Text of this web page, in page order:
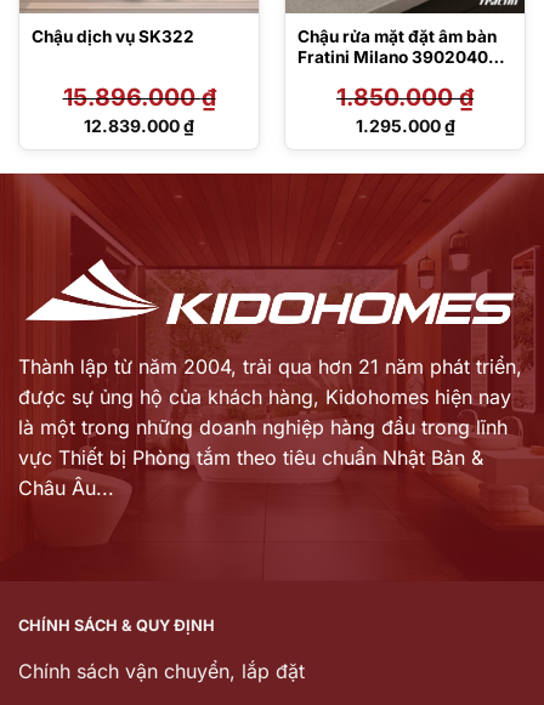
Chậu dịch vụ SK322
15.896.000₫
Giá
12.839.000₫
Giá
Chậu rửa mặt đặt âm bàn
Fratini Milano 39020407
1.850.000₫
Giá
1.850.000 ₫.
1.295.000₫
Giá
1.295.000 ₫.
Thành lập từ năm 2004, trải qua hơn 21 năm phát triển,
được sự ủng hộ của khách hàng, Kidohomes hiện nay
là một trong những doanh nghiệp hàng đầu trong lĩnh
vực Thiết bị Phòng tắm theo tiêu chuẩn Nhật Bản &
Châu Âu...
CHÍNH SÁCH & QUY ĐỊNH
Chính sách vận chuyển, lắp đặt